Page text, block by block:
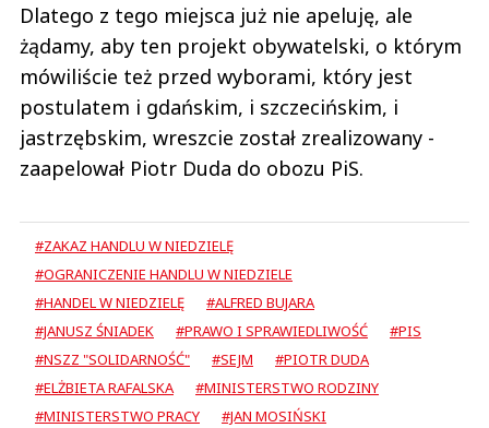
Dlatego z tego miejsca już nie apeluję, ale
żądamy, aby ten projekt obywatelski, o którym
mówiliście też przed wyborami, który jest
postulatem i gdańskim, i szczecińskim, i
jastrzębskim, wreszcie został zrealizowany -
zaapelował Piotr Duda do obozu PiS.
#ZAKAZ HANDLU W NIEDZIELĘ
#OGRANICZENIE HANDLU W NIEDZIELE
#HANDEL W NIEDZIELĘ
#ALFRED BUJARA
#JANUSZ ŚNIADEK
#PRAWO I SPRAWIEDLIWOŚĆ
#PIS
#NSZZ "SOLIDARNOŚĆ"
#SEJM
#PIOTR DUDA
#ELŻBIETA RAFALSKA
#MINISTERSTWO RODZINY
#MINISTERSTWO PRACY
#JAN MOSIŃSKI